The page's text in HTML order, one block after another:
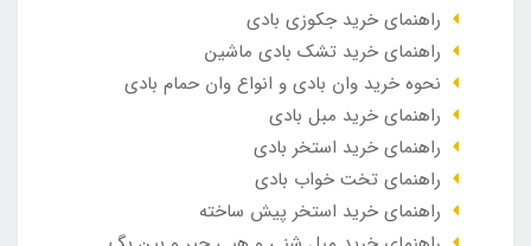
راهنمای خرید جکوزی بادی
راهنمای خرید تشک بادی ماشین
نحوه خرید وان بادی و انواع وان حمام بادی
راهنمای خرید مبل بادی
راهنمای خرید استخر بادی
راهنمای تخت خواب بادی
راهنمای خرید استخر پیش ساخته